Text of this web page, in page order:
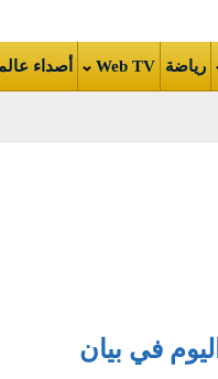
Web TV أصداء عالمية
في بيان